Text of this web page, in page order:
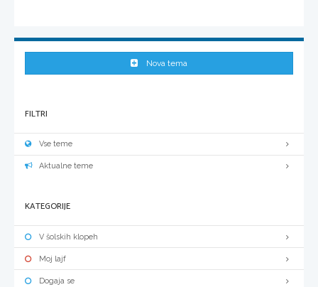
Nova tema
FILTRI
Vse teme
Aktualne teme
KATEGORIJE
V šolskih klopeh
Moj lajf
Dogaja se